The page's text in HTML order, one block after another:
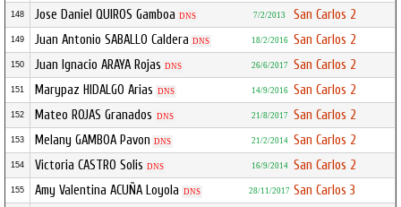
148 Jose Daniel QUIROS Gamboa DNS 7/2/2013 San Carlos 2
149 Juan Antonio SABALLO Caldera DNS 18/2/2016 San Carlos 2
150 Juan Ignacio ARAYA Rojas DNS 26/6/2017 San Carlos 2
151 Marypaz HIDALGO Arias DNS 14/9/2016 San Carlos 2
152 Mateo ROJAS Granados DNS 21/8/2017 San Carlos 2
153 Melany GAMBOA Pavon DNS 21/2/2014 San Carlos 2
154 Victoria CASTRO Solis DNS 16/9/2014 San Carlos 2
155 Amy Valentina ACUÑA Loyola DNS 28/11/2017 San Carlos 3